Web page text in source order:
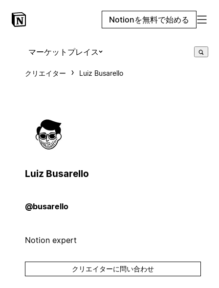
Notionを無料で始める
マーケットプレイス
クリエイター Luiz Busarello
Luiz Busarello
@busarello
Notion expert
クリエイターに問い合わせ